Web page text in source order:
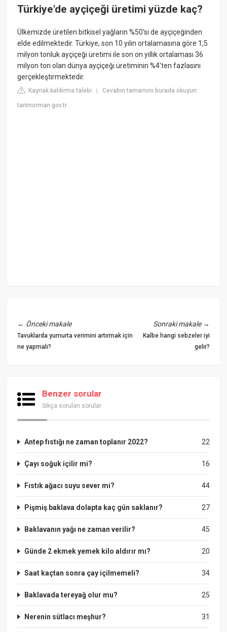
Türkiye'de ayçiçeği üretimi yüzde kaç?
Ülkemizde üretilen bitkisel yağların %50'si de ayçiçeğinden
elde edilmektedir. Türkiye, son 10 yılın ortalamasına göre 1,5
milyon tonluk ayçiçeği üretimi ile son on yıllık ortalaması 36
milyon ton olan dünya ayçiçeği üretiminin %4'ten fazlasını
gerçekleştirmektedir.
Kaynak kaldırma talebi |Cevabın tamamını burada okuyun:
tarimorman.gov.tr
← Önceki makale
Tavuklarda yumurta verimini artırmak için
ne yapmalı?
Sonraki makale→
Kalbe hangi sebzeler iyi
gelir?
Benzer sorular
Sıkça sorulan sorular
22
Antep fıstığı ne zaman toplanır 2022?
16
Çayı soğuk içilir mi?
44
Fıstık ağacı suyu sever mi?
27
Pişmiş baklava dolapta kaç gün saklanır?
45
Baklavanın yağı ne zaman verilir?
20
Günde 2 ekmek yemek kilo aldırır mı?
34
Saat kaçtan sonra çay içilmemeli?
25
Baklavada tereyağ olur mu?
31
Nerenin sütlacı meşhur?